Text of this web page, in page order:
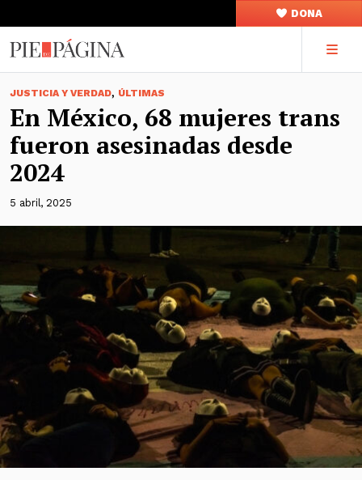
DONA
JUSTICIA Y VERDAD, ÚLTIMAS
En México, 68 mujeres trans
fueron asesinadas desde
2024
5 abril, 2025